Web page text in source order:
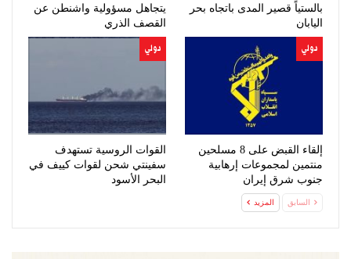
بالستياً قصير المدى باتجاه بحر
اليابان
يتجاهل مسؤولية واشنطن عن
القصف الذري
دولي
إلقاء القبض على 8 مسلحين
منتمين لمجموعات إرهابية
جنوب شرق إيران
دولي
القوات الروسية تستهدف
سفينتي شحن لقوات كييف في
البحر الأسود
السابق المزيد